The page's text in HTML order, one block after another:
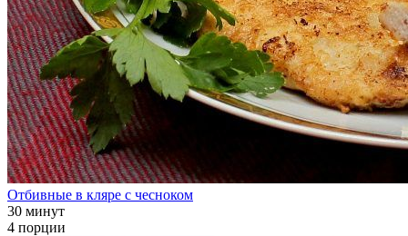
Отбивные в кляре с чесноком
30 минут
4 порции